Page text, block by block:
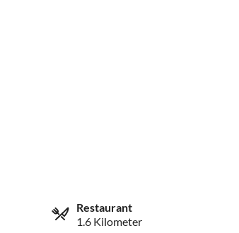
Restaurant
1.6 Kilometer